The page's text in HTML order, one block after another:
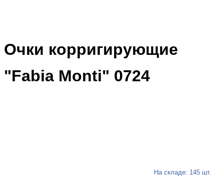
Очки корригирующие
"Fabia Monti" 0724
На складе: 145 шт.